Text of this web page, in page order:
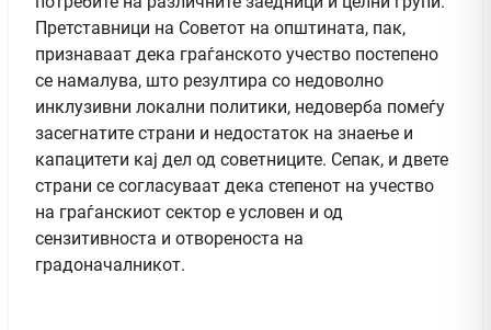
Претставници на Советот на општината, пак,
признаваат дека граѓанското учество постепено
се намалува, што резултира со недоволно
инклузивни локални политики, недоверба помеѓу
засегнатите страни и недостаток на знаење и
капацитети кај дел од советниците. Сепак, и двете
страни се согласуваат дека степенот на учество
на граѓанскиот сектор е условен и од
сензитивноста и отвореноста на
градоначалникот.